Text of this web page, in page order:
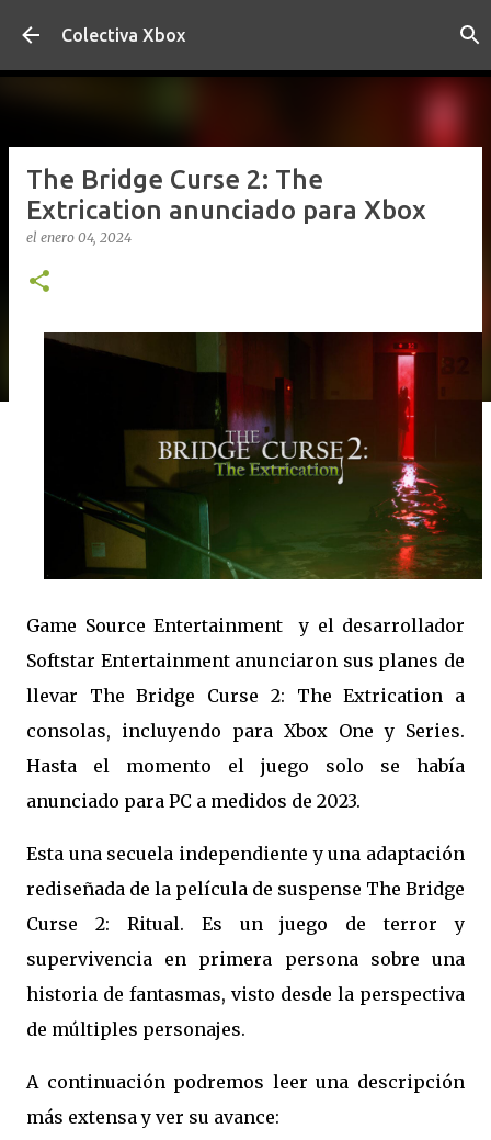
Ir al contenido principal
Colectiva Xbox
The Bridge Curse 2: The
Extrication anunciado para Xbox
el enero 04, 2024
Game Source Entertainment y el desarrollador
Softstar Entertainment anunciaron sus planes de
llevar The Bridge Curse 2: The Extrication a
consolas, incluyendo para Xbox One y Series.
Hasta el momento el juego solo se había
anunciado para PC a medidos de 2023.
Esta una secuela independiente y una adaptación
rediseñada de la película de suspense The Bridge
Curse 2: Ritual. Es un juego de terror y
supervivencia en primera persona sobre una
historia de fantasmas, visto desde la perspectiva
de múltiples personajes.
A continuación podremos leer una descripción
más extensa y ver su avance: